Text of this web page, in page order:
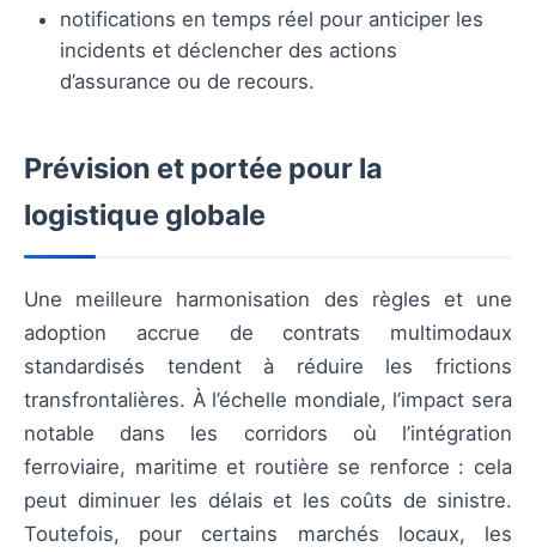
notifications en temps réel pour anticiper les
incidents et déclencher des actions
d’assurance ou de recours.
Prévision et portée pour la
logistique globale
Une meilleure harmonisation des règles et une
adoption accrue de contrats multimodaux
standardisés tendent à réduire les frictions
transfrontalières. À l’échelle mondiale, l’impact sera
notable dans les corridors où l’intégration
ferroviaire, maritime et routière se renforce : cela
peut diminuer les délais et les coûts de sinistre.
Toutefois, pour certains marchés locaux, les